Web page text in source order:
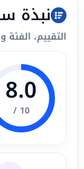
نبذة
التقييم، الفئة و AnTuTu.
8.0
10 /